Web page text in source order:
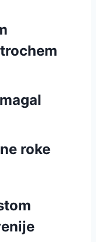
roke